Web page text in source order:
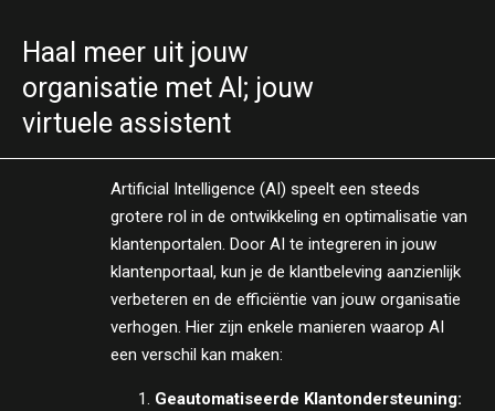
Haal meer uit jouw
organisatie met AI; jouw
virtuele assistent
Artificial Intelligence (AI) speelt een steeds
grotere rol in de ontwikkeling en optimalisatie van
klantenportalen. Door AI te integreren in jouw
klantenportaal, kun je de klantbeleving aanzienlijk
verbeteren en de efficiëntie van jouw organisatie
verhogen. Hier zijn enkele manieren waarop AI
een verschil kan maken:
Geautomatiseerde Klantondersteuning: